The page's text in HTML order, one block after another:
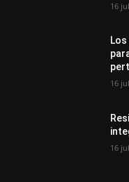
16
16
16